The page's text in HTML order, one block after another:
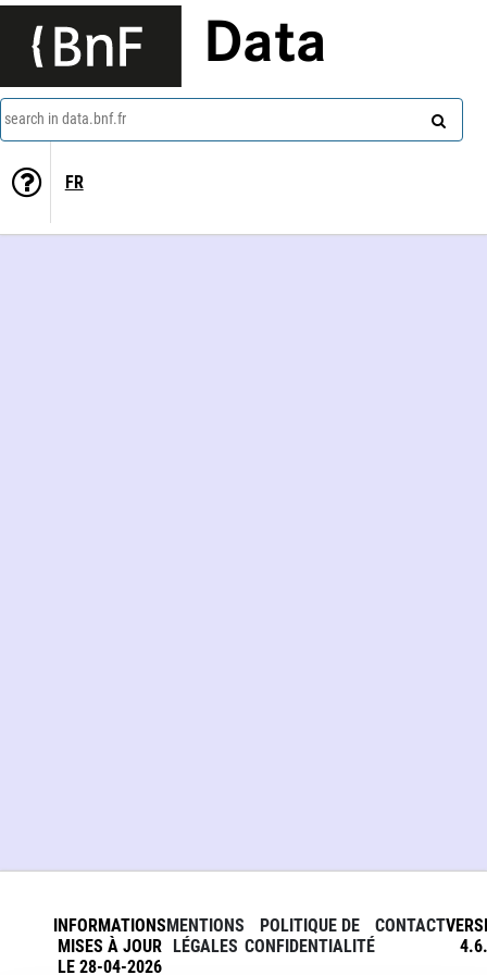
Data
search in data.bnf.fr
FR
INFORMATIONS
MISES À JOUR
LE 28-04-2026
MENTIONS
LÉGALES
POLITIQUE DE
CONFIDENTIALITÉ
CONTACT